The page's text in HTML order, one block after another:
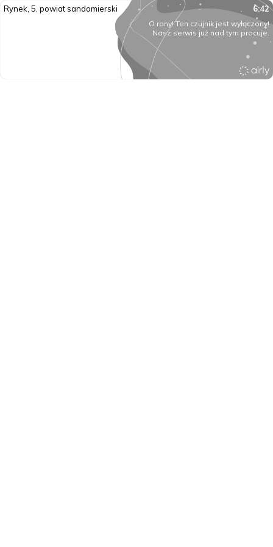
Rynek, 5, powiat sandomierski 6:42
O rany! Ten czujnik jest wyłączony!
Nasz serwis już nad tym pracuje.